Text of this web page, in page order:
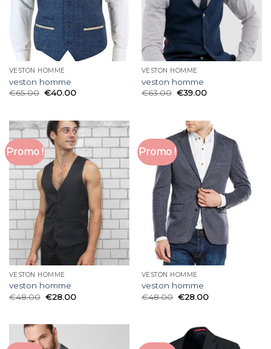
VESTON HOMME
veston homme
€65.00 €40.00
VESTON HOMME
veston homme
€63.00 €39.00
Promo !
VESTON HOMME
veston homme
€48.00 €28.00
Promo !
VESTON HOMME
veston homme
€48.00 €28.00